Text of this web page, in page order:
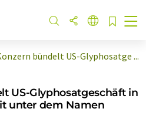
bündelt US-Glyphosatge ...
US-Glyphosatgeschäft in
unter dem Namen